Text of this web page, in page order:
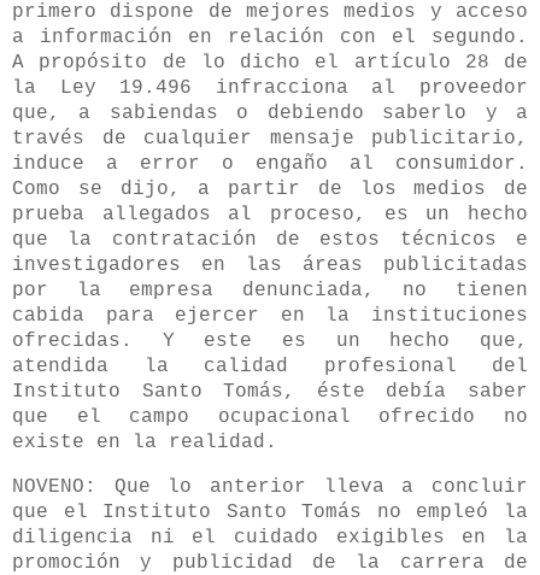
primero dispone de mejores medios y acceso
a información en relación con el segundo.
A propósito de lo dicho el artículo 28 de
la Ley 19.496 infracciona al proveedor
que, a sabiendas o debiendo saberlo y a
través de cualquier mensaje publicitario,
induce a error o engaño al consumidor.
Como se dijo, a partir de los medios de
prueba allegados al proceso, es un hecho
que la contratación de estos técnicos e
investigadores en las áreas publicitadas
por la empresa denunciada, no tienen
cabida para ejercer en la instituciones
ofrecidas. Y este es un hecho que,
atendida la calidad profesional del
Instituto Santo Tomás, éste debía saber
que el campo ocupacional ofrecido no
existe en la realidad.
NOVENO: Que lo anterior lleva a concluir
que el Instituto Santo Tomás no empleó la
diligencia ni el cuidado exigibles en la
promoción y publicidad de la carrera de